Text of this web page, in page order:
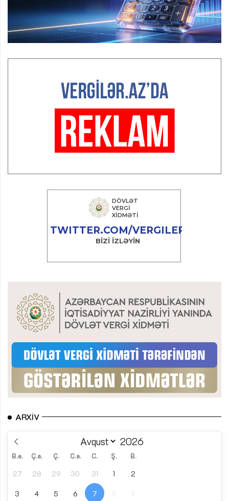
ARXIV
B.e. Ç.a. Ç. C.a. C. Ş. B.
27 28 29 30 31 1 2
3 4 5 6 7